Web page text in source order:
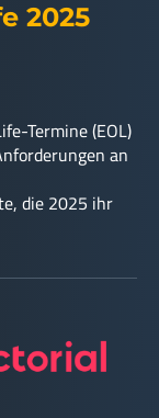
2025
Termine (EOL)
an
die 2025 ihr